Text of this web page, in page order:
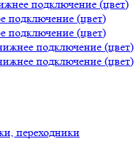
подключение (цвет)
подключение (цвет)
подключение (цвет)
подключение (цвет)
подключение (цвет)
переходники